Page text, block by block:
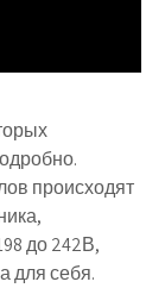
происходят
до 242В,
для себя.